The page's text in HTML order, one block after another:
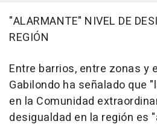
"ALARMANTE" NIVEL DE
REGIÓN
Entre barrios, entre zonas y
Gabilondo ha señalado que
en la Comunidad
desigualdad en la región es